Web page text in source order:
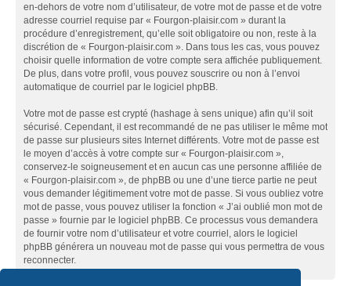
en-dehors de votre nom d’utilisateur, de votre mot de passe et de votre
adresse courriel requise par « Fourgon-plaisir.com » durant la
procédure d’enregistrement, qu’elle soit obligatoire ou non, reste à la
discrétion de « Fourgon-plaisir.com ». Dans tous les cas, vous pouvez
choisir quelle information de votre compte sera affichée publiquement.
De plus, dans votre profil, vous pouvez souscrire ou non à l’envoi
automatique de courriel par le logiciel phpBB.
Votre mot de passe est crypté (hashage à sens unique) afin qu’il soit
sécurisé. Cependant, il est recommandé de ne pas utiliser le même mot
de passe sur plusieurs sites Internet différents. Votre mot de passe est
le moyen d’accès à votre compte sur « Fourgon-plaisir.com »,
conservez-le soigneusement et en aucun cas une personne affiliée de
« Fourgon-plaisir.com », de phpBB ou une d’une tierce partie ne peut
vous demander légitimement votre mot de passe. Si vous oubliez votre
mot de passe, vous pouvez utiliser la fonction « J’ai oublié mon mot de
passe » fournie par le logiciel phpBB. Ce processus vous demandera
de fournir votre nom d’utilisateur et votre courriel, alors le logiciel
phpBB générera un nouveau mot de passe qui vous permettra de vous
reconnecter.